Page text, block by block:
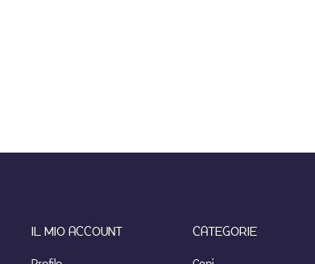
IL MIO ACCOUNT CATEGORIE